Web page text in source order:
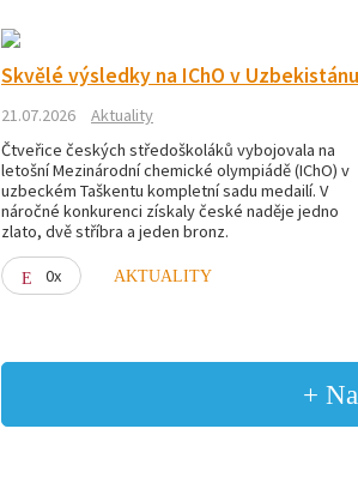
Skvělé výsledky na IChO v Uzbekistánu
21.07.2026
Aktuality
Čtveřice českých středoškoláků vybojovala na
letošní Mezinárodní chemické olympiádě (IChO) v
uzbeckém Taškentu kompletní sadu medailí. V
náročné konkurenci získaly české naděje jedno
zlato, dvě stříbra a jeden bronz.
0x AKTUALITY
+